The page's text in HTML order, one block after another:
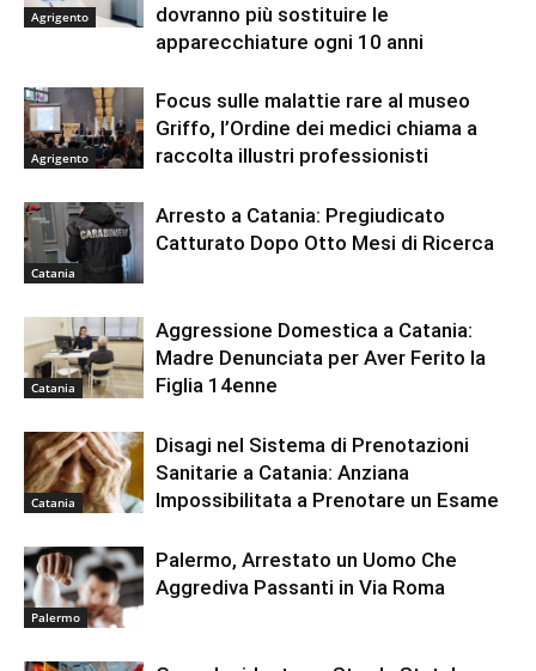
Agrigento
dovranno più sostituire le
apparecchiature ogni 10 anni
Agrigento
Focus sulle malattie rare al museo
Griffo, l’Ordine dei medici chiama a
raccolta illustri professionisti
Catania
Arresto a Catania: Pregiudicato
Catturato Dopo Otto Mesi di Ricerca
Catania
Aggressione Domestica a Catania:
Madre Denunciata per Aver Ferito la
Figlia 14enne
Catania
Disagi nel Sistema di Prenotazioni
Sanitarie a Catania: Anziana
Impossibilitata a Prenotare un Esame
Palermo
Palermo, Arrestato un Uomo Che
Aggrediva Passanti in Via Roma